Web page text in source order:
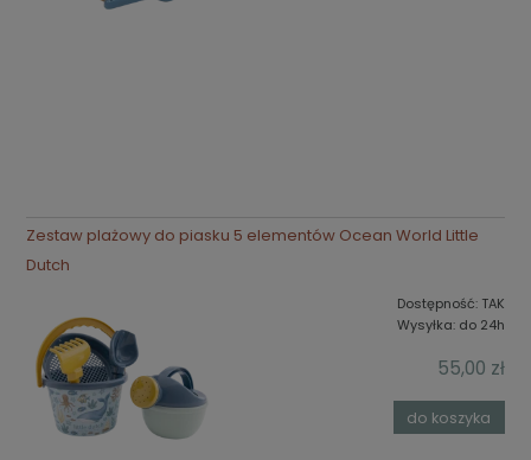
Zestaw plażowy do piasku 5 elementów Ocean World Little
Dutch
Dostępność: TAK
Wysyłka: do 24h
55,00 zł
do koszyka